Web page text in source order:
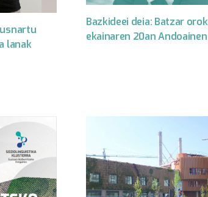
lanak
Bazkideei deia: Batzar
ekainaren 20an Andoainen